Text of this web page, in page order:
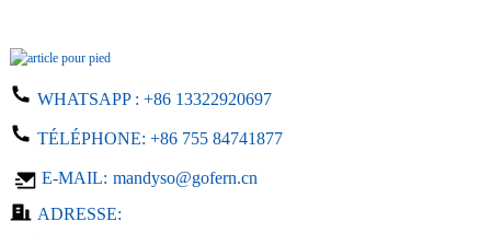
WHATSAPP : +86 13322920697
TÉLÉPHONE: +86 755 84741877
E-MAIL: mandyso@gofern.cn
ADRESSE: